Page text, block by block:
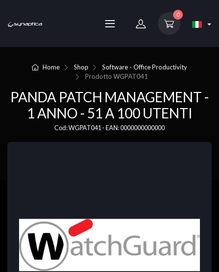
0
Home Shop
Software - Office Productivity
Prodotto WGPAT041
PANDA PATCH MANAGEMENT -
1 ANNO - 51 A 100 UTENTI
Cod: WGPAT041 - EAN: 0000000000000